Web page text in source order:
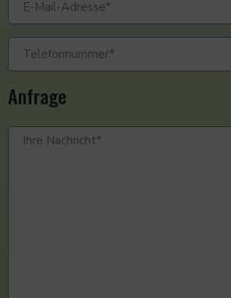
Anfrage